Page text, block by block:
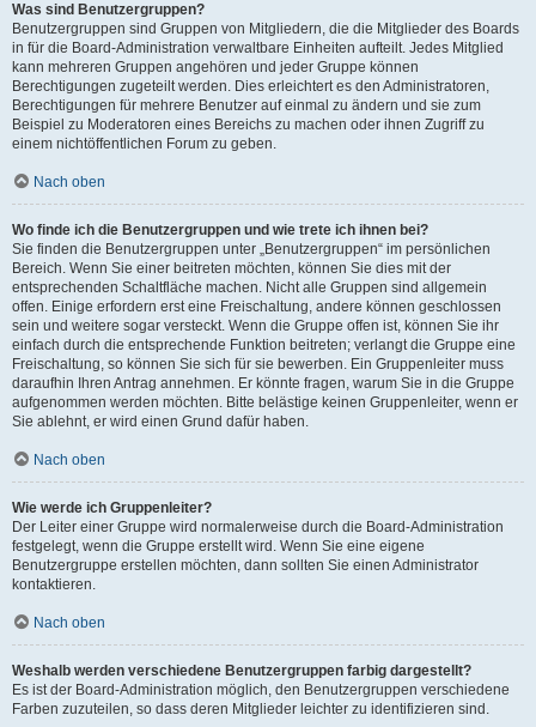
Was sind Benutzergruppen?
Benutzergruppen sind Gruppen von Mitgliedern, die die Mitglieder des Boards
in für die Board-Administration verwaltbare Einheiten aufteilt. Jedes Mitglied
kann mehreren Gruppen angehören und jeder Gruppe können
Berechtigungen zugeteilt werden. Dies erleichtert es den Administratoren,
Berechtigungen für mehrere Benutzer auf einmal zu ändern und sie zum
Beispiel zu Moderatoren eines Bereichs zu machen oder ihnen Zugriff zu
einem nichtöffentlichen Forum zu geben.
Nach oben
Wo finde ich die Benutzergruppen und wie trete ich ihnen bei?
Sie finden die Benutzergruppen unter „Benutzergruppen“ im persönlichen
Bereich. Wenn Sie einer beitreten möchten, können Sie dies mit der
entsprechenden Schaltfläche machen. Nicht alle Gruppen sind allgemein
offen. Einige erfordern erst eine Freischaltung, andere können geschlossen
sein und weitere sogar versteckt. Wenn die Gruppe offen ist, können Sie ihr
einfach durch die entsprechende Funktion beitreten; verlangt die Gruppe eine
Freischaltung, so können Sie sich für sie bewerben. Ein Gruppenleiter muss
daraufhin Ihren Antrag annehmen. Er könnte fragen, warum Sie in die Gruppe
aufgenommen werden möchten. Bitte belästige keinen Gruppenleiter, wenn er
Sie ablehnt, er wird einen Grund dafür haben.
Nach oben
Wie werde ich Gruppenleiter?
Der Leiter einer Gruppe wird normalerweise durch die Board-Administration
festgelegt, wenn die Gruppe erstellt wird. Wenn Sie eine eigene
Benutzergruppe erstellen möchten, dann sollten Sie einen Administrator
kontaktieren.
Nach oben
Weshalb werden verschiedene Benutzergruppen farbig dargestellt?
Es ist der Board-Administration möglich, den Benutzergruppen verschiedene
Farben zuzuteilen, so dass deren Mitglieder leichter zu identifizieren sind.